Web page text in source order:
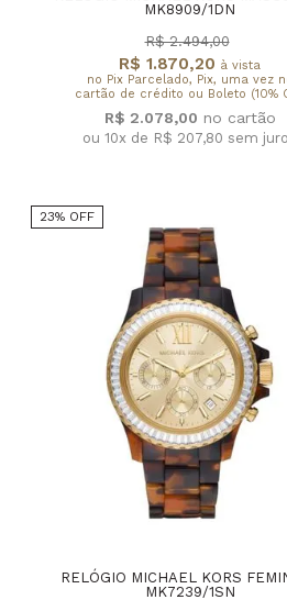
MK8909/1DN
R$ 1.870,20 à vista
no Pix Parcelado, Pix, uma vez
cartão de crédito ou Boleto (10%
R$ 2.494,00
R$ 2.078,00
ou 10x de R$ 207,80 sem
23% OFF
RELÓGIO MICHAEL KORS
MK7239/1SN